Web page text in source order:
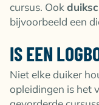
cursus. Ook
bijvoorbeeld een
IS EEN
Niet elke duiker
opleidingen is het